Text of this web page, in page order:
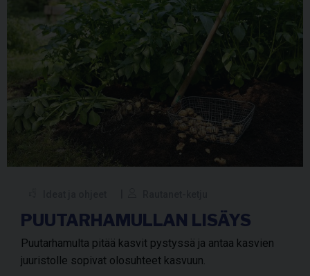
PUUTARHAMULLAN LISÄYS
Puutarhamulta pitää kasvit pystyssä ja antaa kasvien
juuristolle sopivat olosuhteet kasvuun.